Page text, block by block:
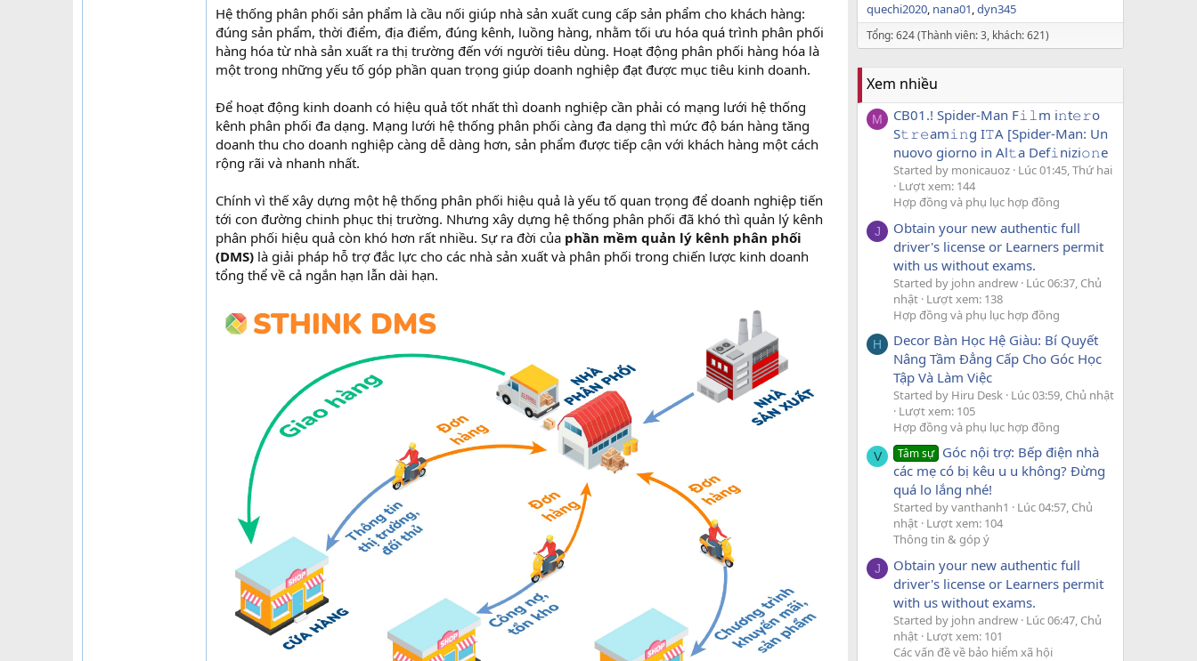
Hệ thống phân phối sản phẩm là cầu nối giúp nhà sản xuất cung cấp sản phẩm cho khách hàng:
đúng sản phẩm, thời điểm, địa điểm, đúng kênh, luồng hàng, nhằm tối ưu hóa quá trình phân phối
hàng hóa từ nhà sản xuất ra thị trường đến với người tiêu dùng. Hoạt động phân phối hàng hóa là
một trong những yếu tố góp phần quan trọng giúp doanh nghiệp đạt được mục tiêu kinh doanh.
Để hoạt động kinh doanh có hiệu quả tốt nhất thì doanh nghiệp cần phải có mạng lưới hệ thống
kênh phân phối đa dạng. Mạng lưới hệ thống phân phối càng đa dạng thì mức độ bán hàng tăng
doanh thu cho doanh nghiệp càng dễ dàng hơn, sản phẩm được tiếp cận với khách hàng một cách
rộng rãi và nhanh nhất.
Chính vì thế xây dựng một hệ thống phân phối hiệu quả là yếu tố quan trọng để doanh nghiệp tiến
tới con đường chinh phục thị trường. Nhưng xây dựng hệ thống phân phối đã khó thì quản lý kênh
phân phối hiệu quả còn khó hơn rất nhiều. Sự ra đời của phần mềm quản lý kênh phân phối
(DMS) là giải pháp hỗ trợ đắc lực cho các nhà sản xuất và phân phối trong chiến lược kinh doanh
tổng thể về cả ngắn hạn lẫn dài hạn.
quechi2020 nana01 dyn345
Tổng: 624 (Thành viên: 3, khách: 621)
Xem nhiều
M
CB01.! Spider-Man F𝚒𝚕m i𝚗t𝚎𝚛o
S𝚝𝚛𝚎am𝚒𝚗g I𝚃A [Spider-Man: Un
nuovo giorno in Al𝚝a Def𝚒nizi𝚘𝚗e
Started by monicauoz Lúc 01:45, Thứ hai
Lượt xem: 144
Hợp đồng và phụ lục hợp đồng
J
Obtain your new authentic full
driver's license or Learners permit
with us without exams.
Started by john andrew Lúc 06:37, Chủ
nhật Lượt xem: 138
Hợp đồng và phụ lục hợp đồng
H
Decor Bàn Học Hệ Giàu: Bí Quyết
Nâng Tầm Đẳng Cấp Cho Góc Học
Tập Và Làm Việc
Started by Hiru Desk Lúc 03:59, Chủ nhật
Lượt xem: 105
Hợp đồng và phụ lục hợp đồng
V Tâm sự Góc nội trợ: Bếp điện nhà
các mẹ có bị kêu u u không? Đừng
quá lo lắng nhé!
Started by vanthanh1
Lúc 04:57, Chủ
nhật Lượt xem: 104
Thông tin & góp ý
J
Obtain your new authentic full
driver's license or Learners permit
with us without exams.
Started by john andrew Lúc 06:47, Chủ
nhật Lượt xem: 101
Các vấn đề về bảo hiểm xã hội